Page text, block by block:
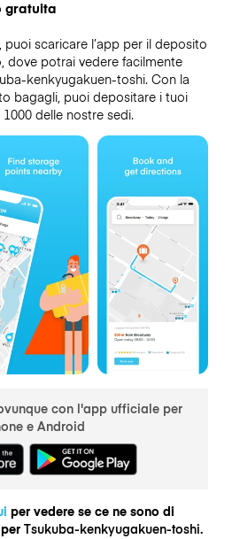
gratuita
scaricare l’app per il deposito
dove potrai vedere facilmente
kenkyugakuen-toshi. Con la
bagagli, puoi depositare i tuoi
delle nostre sedi.
con l'app ufficiale per
e Android
per vedere se ce ne sono di
Tsukuba-kenkyugakuen-toshi.